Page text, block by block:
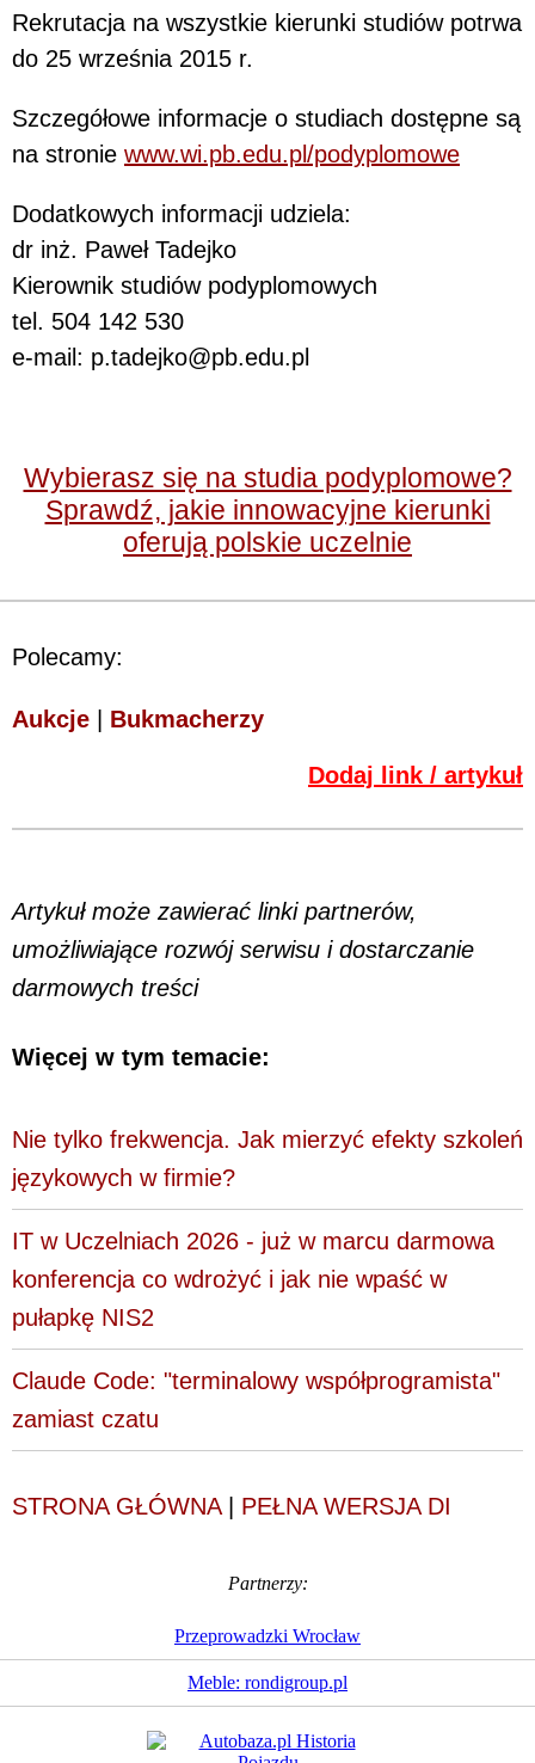
Rekrutacja na wszystkie kierunki studiów potrwa
do 25 września 2015 r.
Szczegółowe informacje o studiach dostępne są
na stronie www.wi.pb.edu.pl/podyplomowe
Dodatkowych informacji udziela:
dr inż. Paweł Tadejko
Kierownik studiów podyplomowych
tel. 504 142 530
e-mail: p.tadejko@pb.edu.pl
Wybierasz się na studia podyplomowe?
Sprawdź, jakie innowacyjne kierunki
oferują polskie uczelnie
Polecamy:
Aukcje | Bukmacherzy
Dodaj link / artykuł
Artykuł może zawierać linki partnerów,
umożliwiające rozwój serwisu i dostarczanie
darmowych treści
Więcej w tym temacie:
Nie tylko frekwencja. Jak mierzyć efekty szkoleń
językowych w firmie?
IT w Uczelniach 2026 - już w marcu darmowa
konferencja co wdrożyć i jak nie wpaść w
pułapkę NIS2
Claude Code: "terminalowy współprogramista"
zamiast czatu
STRONA GŁÓWNA| PEŁNA WERSJA DI
Partnerzy:
Przeprowadzki Wrocław
Meble: rondigroup.pl